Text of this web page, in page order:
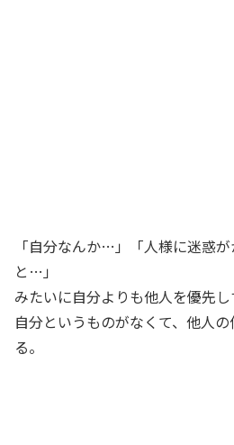
「自分なんか…」「人様に迷惑
と…」
みたいに自分よりも他人を優先し
自分というものがなくて、他人
る。